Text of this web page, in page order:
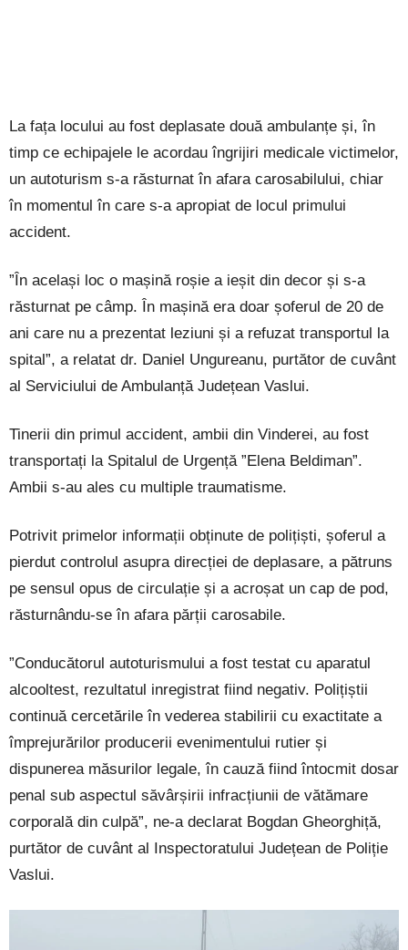
La fața locului au fost deplasate două ambulanțe și, în
timp ce echipajele le acordau îngrijiri medicale victimelor,
un autoturism s-a răsturnat în afara carosabilului, chiar
în momentul în care s-a apropiat de locul primului
accident.
”În același loc o mașină roșie a ieșit din decor și s-a
răsturnat pe câmp. În mașină era doar șoferul de 20 de
ani care nu a prezentat leziuni și a refuzat transportul la
spital”, a relatat dr. Daniel Ungureanu, purtător de cuvânt
al Serviciului de Ambulanță Județean Vaslui.
Tinerii din primul accident, ambii din Vinderei, au fost
transportați la Spitalul de Urgență ”Elena Beldiman”.
Ambii s-au ales cu multiple traumatisme.
Potrivit primelor informații obținute de polițiști, șoferul a
pierdut controlul asupra direcției de deplasare, a pătruns
pe sensul opus de circulație și a acroșat un cap de pod,
răsturnându-se în afara părții carosabile.
”Conducătorul autoturismului a fost testat cu aparatul
alcooltest, rezultatul inregistrat fiind negativ. Polițiștii
continuă cercetările în vederea stabilirii cu exactitate a
împrejurărilor producerii evenimentului rutier și
dispunerea măsurilor legale, în cauză fiind întocmit dosar
penal sub aspectul săvârșirii infracțiunii de vătămare
corporală din culpă”, ne-a declarat Bogdan Gheorghiță,
purtător de cuvânt al Inspectoratului Județean de Poliție
Vaslui.